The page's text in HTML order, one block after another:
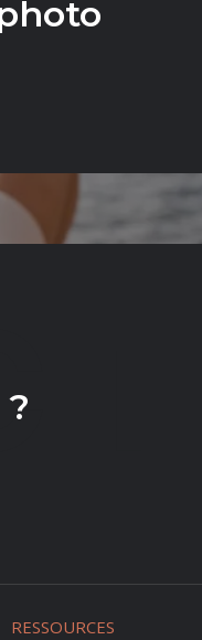
RESSOURCES